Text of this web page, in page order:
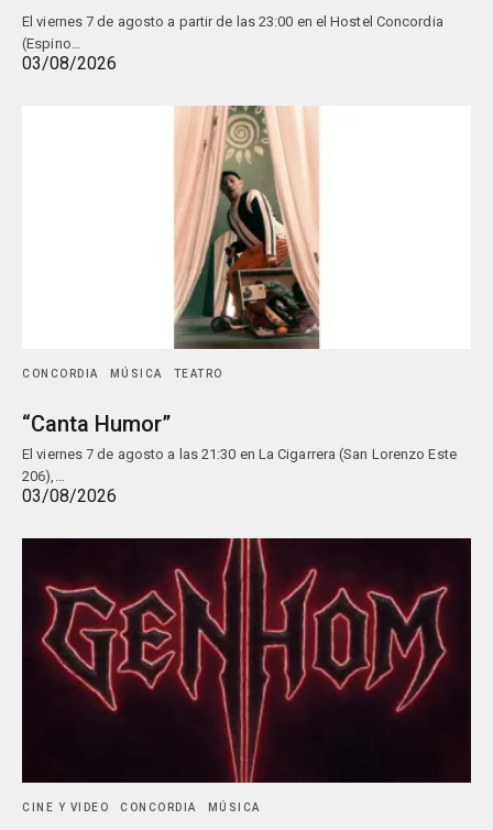
El viernes 7 de agosto a partir de las 23:00 en el Hostel Concordia
(Espino…
03/08/2026
CONCORDIA MÚSICA TEATRO
“Canta Humor”
El viernes 7 de agosto a las 21:30 en La Cigarrera (San Lorenzo Este
206),…
03/08/2026
CINE Y VIDEO CONCORDIA MÚSICA